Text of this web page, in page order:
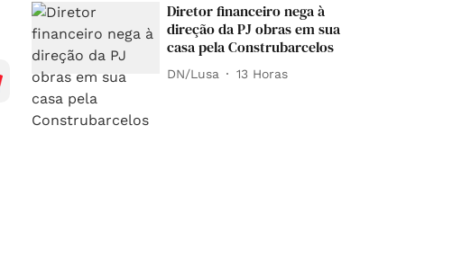
Diretor financeiro nega à
direção da PJ obras em sua
casa pela Construbarcelos
DN/Lusa 13 Horas